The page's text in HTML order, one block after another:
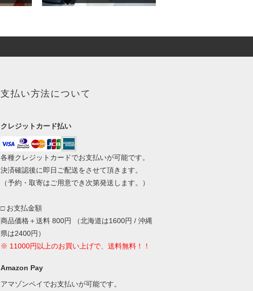
支払い方法について
クレジットカード払い
各種クレジットカードでお支払いが可能です。
決済確認後に即日ご配送をさせて頂きます。
（予約・取寄はご用意でき次第発送します。）
□ お支払金額
商品価格＋送料 800円 （北海道は1600円 / 沖縄
県は2400円）
※ 11000円以上のお買い上げで、送料無料！！
Amazon Pay
アマゾンペイでお支払いが可能です。